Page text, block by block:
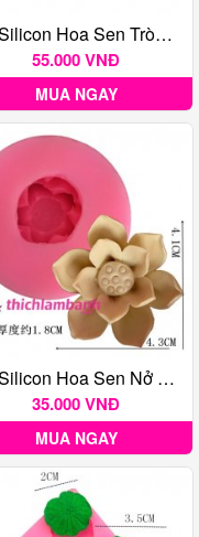
4D Silicon Hoa Sen Tròn 6.5
55.000 VNĐ
MUA NGAY
4D Silicon Hoa Sen Nở 4.1cm H5227
35.000 VNĐ
MUA NGAY